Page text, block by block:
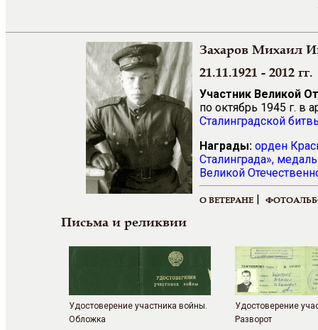
Захаров Михаил
21.11.1921 - 2012 гг.
Участник Великой
по октябрь 1945 г. в
Сталинградской
Награды: орден
Сталинграда»,
Великой
О ВЕТЕРАНЕ |
Письма и реликвии
Удостоверение участника войны.
Обложка
Удостоверение
Разворот